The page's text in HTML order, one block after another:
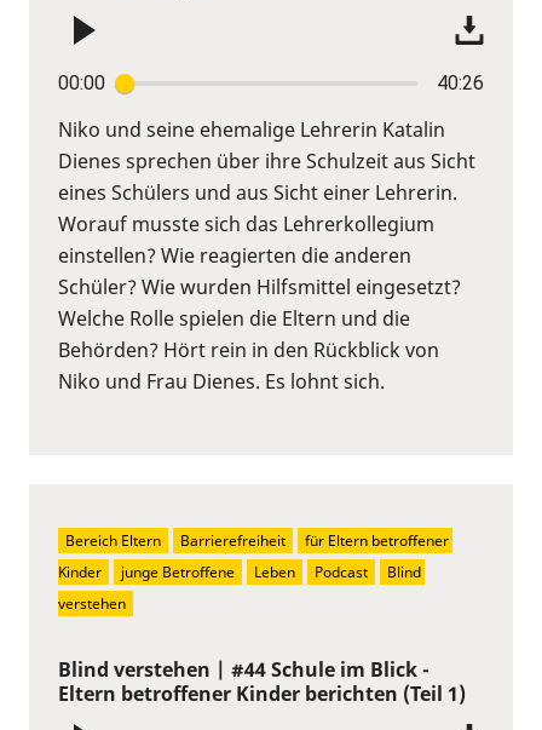
00:00 40:26
Niko und seine ehemalige Lehrerin Katalin
Dienes sprechen über ihre Schulzeit aus Sicht
eines Schülers und aus Sicht einer Lehrerin.
Worauf musste sich das Lehrerkollegium
einstellen? Wie reagierten die anderen
Schüler? Wie wurden Hilfsmittel eingesetzt?
Welche Rolle spielen die Eltern und die
Behörden? Hört rein in den Rückblick von
Niko und Frau Dienes. Es lohnt sich.
Blind verstehen | #44 Schule im Blick -
Eltern betroffener Kinder berichten (Teil 1)
Bereich Eltern Barrierefreiheit
für Eltern betroffener
Kinder
junge Betroffene Leben Podcast
Blind
verstehen